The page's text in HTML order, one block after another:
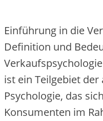
Einführung in die
Definition und
ist ein Teilgebiet
Psychologie, das
Konsumenten im